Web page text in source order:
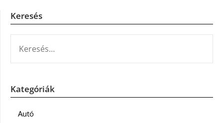
Keresés
Kategóriák
Autó